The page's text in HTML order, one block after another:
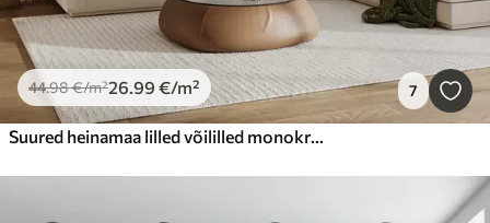
44.98€/m²26.99 €/m² 7
Suured heinamaa lilled võililled monokroomne stiilis loft minimalism